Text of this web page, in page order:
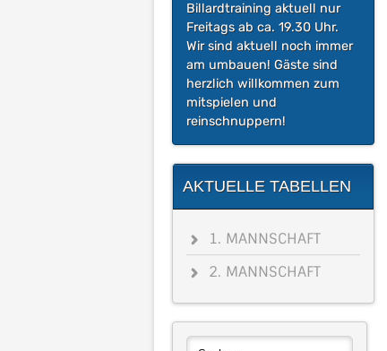
Billardtraining aktuell nur
Freitags ab ca. 19.30 Uhr.
Wir sind aktuell noch immer
am umbauen! Gäste sind
herzlich willkommen zum
mitspielen und
reinschnuppern!
AKTUELLE TABELLEN
1. MANNSCHAFT
2. MANNSCHAFT